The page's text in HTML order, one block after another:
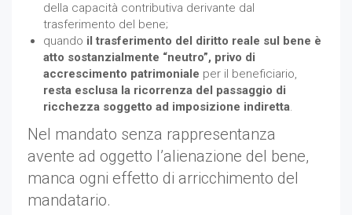
della capacità contributiva derivante dal
trasferimento del bene;
quando il trasferimento del diritto reale sul bene è
atto sostanzialmente “neutro”, privo di
accrescimento patrimoniale per il beneficiario,
resta esclusa la ricorrenza del passaggio di
ricchezza soggetto ad imposizione indiretta.
Nel mandato senza rappresentanza
avente ad oggetto l’alienazione del bene,
manca ogni effetto di arricchimento del
mandatario.